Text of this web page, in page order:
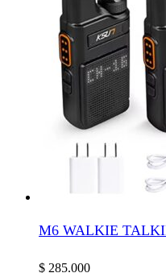
M6 WALKIE
$ 285.000